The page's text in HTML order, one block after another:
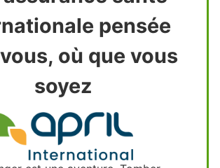
pensée
où que vous
soyez